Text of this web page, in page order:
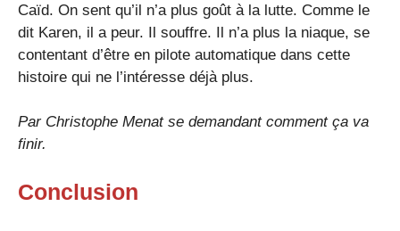
Caïd. On sent qu’il n’a plus goût à la lutte. Comme le
dit Karen, il a peur. Il souffre. Il n’a plus la niaque, se
contentant d’être en pilote automatique dans cette
histoire qui ne l’intéresse déjà plus.
Par Christophe Menatse demandant comment ça va
finir.
Conclusion